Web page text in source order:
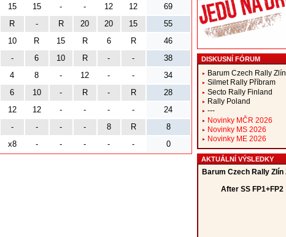
15 15 - - 12 12
69
R - R 20 20 15
55
10 R 15 R 6 R
46
- 6 10 R - -
38
4 8 - 12 - -
34
6 10 - R - R
28
12 12 - - - -
24
- - - - 8 R 8
x8 - - - - - 0
DISKUSNÍ FÓRUM
Barum Czech Rally Zlín
Silmet Rally Příbram
Secto Rally Finland
Rally Poland
---
Novinky MČR 2026
Novinky MS 2026
Novinky ME 2026
AKTUÁLNÍ VÝSLEDKY